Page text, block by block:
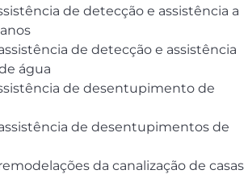
de detecção e assistência a
de detecção e assistência
água
de desentupimento de
de desentupimentos de
da canalização de casas